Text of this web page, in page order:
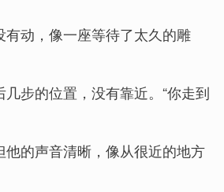
有动，像一座等待了太久的雕
步的位置，没有靠近。“你走到
他的声音清晰，像从很近的地方